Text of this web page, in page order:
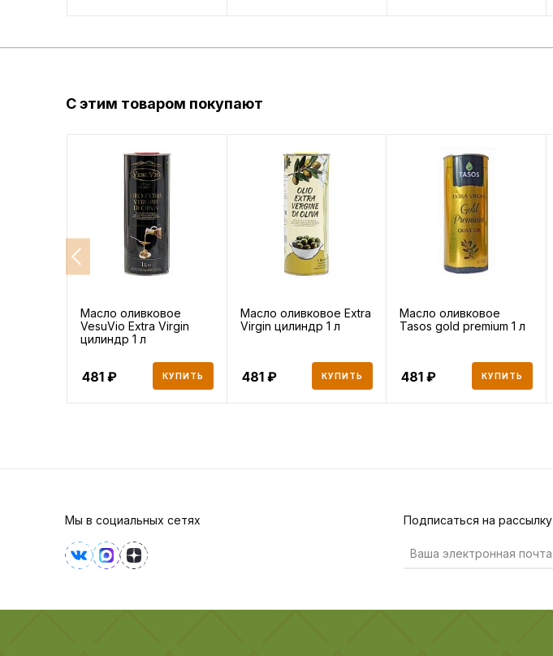
С этим товаром покупают
Масло оливковое
VesuVio Extra Virgin
цилиндр 1 л
481 КУПИТЬ
Масло оливковое Extra
Virgin цилиндр 1 л
481 КУПИТЬ
Масло оливковое
Tasos gold premium 1 л
481 КУПИТЬ
Мы в социальных сетях Подписаться на рассылку